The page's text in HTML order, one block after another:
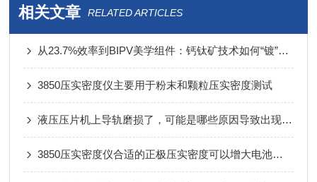
相关文章 RELATED ARTICLES
从23.7%效率到BIPV美学组件：钙钛矿技术如何“镀”上色彩与未来？
3850压实密度仪主要用于粉末和颗粒压实密度测试
液压压片机上导轨磨损了，可能是哪些原因导致出现这个情况的
3850压实密度仪合适的正极压实密度可以增大电池的放电容量